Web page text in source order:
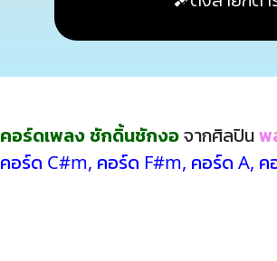
คอร์ดเพลง ชักดิ้นชักงอจากศิลปินพ
คอร์ด C#m, คอร์ด F#m, คอร์ด A, ค